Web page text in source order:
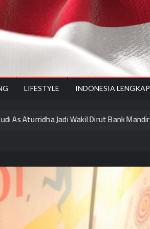
LIFESTYLE INDONESIA LENGKAP
Jadi Wakil Dirut Bank Mandiri Taspen